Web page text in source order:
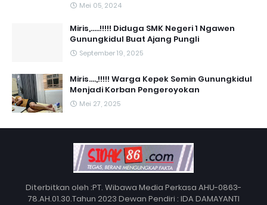
Mei 05, 2024
Miris,.....!!!!! Diduga SMK Negeri 1 Ngawen
Gunungkidul Buat Ajang Pungli
September 19, 2025
Miris....,!!!!! Warga Kepek Semin Gunungkidul
Menjadi Korban Pengeroyokan
Mei 27, 2025
Diterbitkan oleh :PT. Wibawa Media Perkasa AHU-0863-
78.AH.01.30.Tahun 2023 Dewan Pendiri : IDA DAMAYANTI